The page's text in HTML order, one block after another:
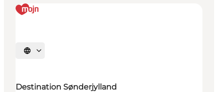
Sprache auswählen
Destination Sønderjylland